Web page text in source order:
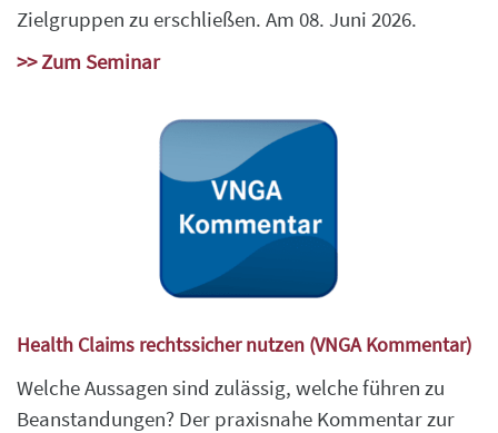
Zielgruppen zu erschließen. Am 08. Juni 2026.
>> Zum Seminar
Health Claims rechtssicher nutzen (VNGA Kommentar)
Welche Aussagen sind zulässig, welche führen zu
Beanstandungen? Der praxisnahe Kommentar zur